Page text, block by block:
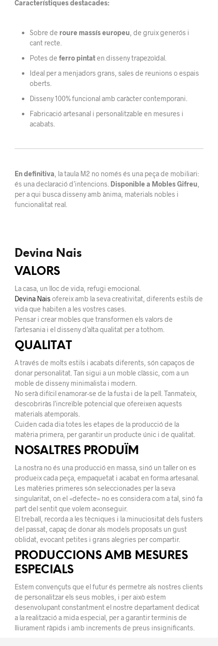
Característiques destacades:
Sobre de roure massís europeu , de gruix generós i
cant recte.
Potes de ferro pintaten disseny trapezoïdal.
Ideal per a menjadors grans, sales de reunions o espais
oberts.
Disseny 100% funcional amb caràcter contemporani.
Fabricació artesanal i personalitzable en mesures i
acabats.
En definitiva , la taula M2 no només és una peça de mobiliari:
és una declaració d’intencions. Disponible a Mobles Gifreu
per a qui busca disseny amb ànima, materials nobles i
funcionalitat real.
Devina Nais
VALORS
La casa, un lloc de vida, refugi emocional.
Devina Naisofereix amb la seva creativitat, diferents estils de
vida que habiten a les vostres cases.
Pensar i crear mobles que transformen els valors de
l’artesania i el disseny d’alta qualitat per a tothom.
QUALITAT
A través de molts estils i acabats diferents, són capaços de
donar personalitat. Tan sigui a un moble clàssic, com a un
moble de disseny minimalista i modern.
No serà difícil enamorar-se de la fusta i de la pell. Tanmateix,
descobriràs l’increïble potencial que ofereixen aquests
materials atemporals.
Cuiden cada dia totes les etapes de la producció de la
matèria primera, per garantir un producte únic i de qualitat.
NOSALTRES PRODUÏM
La nostra no és una producció en massa, sinó un taller on es
produeix cada peça, empaquetat i acabat en forma artesanal.
Les matèries primeres són seleccionades per la seva
singularitat, on el «defecte» no es considera com a tal, sinó fa
part del sentit que volem aconseguir.
El treball, recorda a les tècniques i la minuciositat dels fusters
del passat, capaç de donar als models proposats un gust
oblidat, evocant petites i grans alegries per compartir.
PRODUCCIONS AMB MESURES
ESPECIALS
Estem convençuts que el futur és permetre als nostres clients
de personalitzar els seus mobles, i per això estem
desenvolupant constantment el nostre departament dedicat
a la realització a mida especial, per a garantir terminis de
lliurament ràpids i amb increments de preus insignificants.